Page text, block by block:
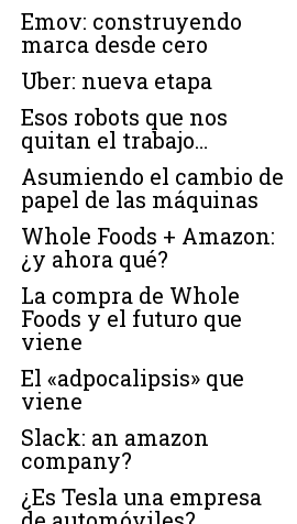
Emov: construyendo
marca desde cero
Uber: nueva etapa
Esos robots que nos
quitan el trabajo…
Asumiendo el cambio de
papel de las máquinas
Whole Foods + Amazon:
¿y ahora qué?
La compra de Whole
Foods y el futuro que
viene
El «adpocalipsis» que
viene
Slack: an amazon
company?
¿Es Tesla una empresa